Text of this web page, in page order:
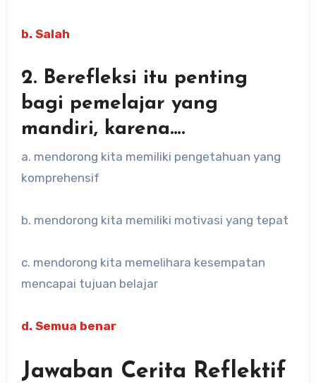
b. Salah
2. Berefleksi itu penting
bagi pemelajar yang
mandiri, karena….
a. mendorong kita memiliki pengetahuan yang
komprehensif
b. mendorong kita memiliki motivasi yang tepat
c. mendorong kita memelihara kesempatan
mencapai tujuan belajar
d. Semua benar
Jawaban Cerita Reflektif